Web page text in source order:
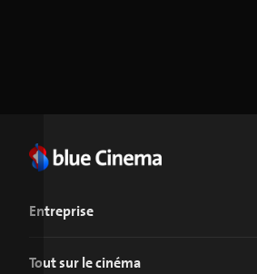
Entreprise
Tout sur le cinéma